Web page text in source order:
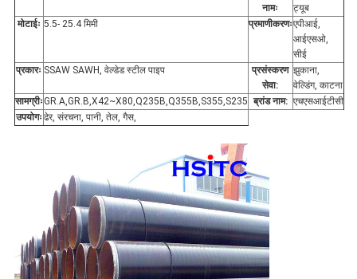
नामः
ट्यूब
मोटाईः 5.5- 25.4 मिमी प्रमाणीकरणःएपीआई,
आईएसओ,
सीई
प्रकारः SSAW SAWH, वेल्डेड स्टील पाइप
प्रसंस्करण
सेवा:
झुकाना,
वेल्डिंग, काटना
सामग्रीःGR.A,GR.B,X42~X80,Q235B,Q355B,S355,S235 ब्रांड नाम: एचएसआईटीसी
उपयोगः ढेर, संरचना, पानी, तेल, गैस,